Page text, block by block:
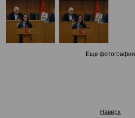
Еще фотографии
Наверх